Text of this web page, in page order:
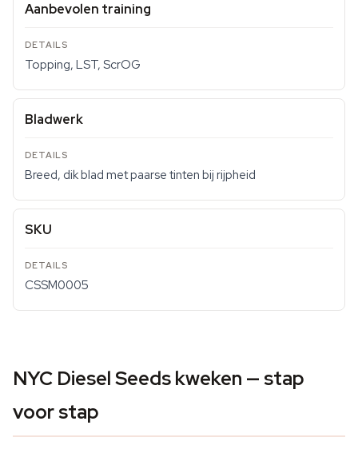
Aanbevolen training
Topping, LST, ScrOG
Bladwerk
Breed, dik blad met paarse tinten bij rijpheid
SKU
CSSM0005
NYC Diesel Seeds kweken — stap
voor stap